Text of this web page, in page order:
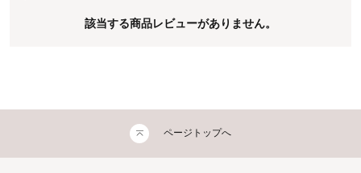
該当する商品レビューがありません。
ページトップへ